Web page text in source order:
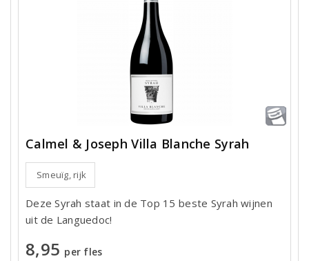
Calmel & Joseph Villa Blanche Syrah
Smeuïg, rijk
Deze Syrah staat in de Top 15 beste Syrah wijnen
uit de Languedoc!
8,95 per fles